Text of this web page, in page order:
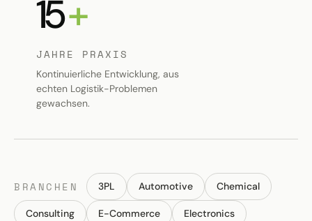
15+
JAHRE PRAXIS
Kontinuierliche Entwicklung, aus
echten Logistik-Problemen
gewachsen.
BRANCHEN 3PL Automotive Chemical
Consulting E-Commerce Electronics